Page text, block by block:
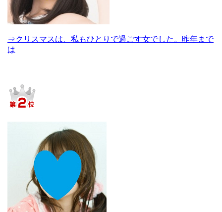
⇒クリスマスは、私もひとりで過ごす女でした。昨年まで
は